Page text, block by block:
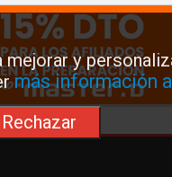
y
más información
Rechazar